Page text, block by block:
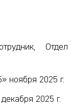
Отдел
ноября 2025 г.
2025 г.